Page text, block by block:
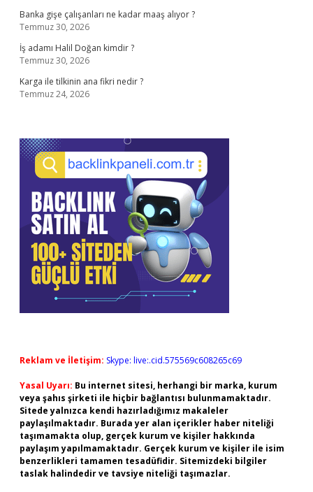
Banka gişe çalışanları ne kadar maaş alıyor ?
Temmuz 30, 2026
İş adamı Halil Doğan kimdir ?
Temmuz 30, 2026
Karga ile tilkinin ana fikri nedir ?
Temmuz 24, 2026
Reklam ve İletişim: Skype: live:.cid.575569c608265c69
Yasal Uyarı: Bu internet sitesi, herhangi bir marka, kurum
veya şahıs şirketi ile hiçbir bağlantısı bulunmamaktadır.
Sitede yalnızca kendi hazırladığımız makaleler
paylaşılmaktadır. Burada yer alan içerikler haber niteliği
taşımamakta olup, gerçek kurum ve kişiler hakkında
paylaşım yapılmamaktadır. Gerçek kurum ve kişiler ile isim
benzerlikleri tamamen tesadüfidir. Sitemizdeki bilgiler
taslak halindedir ve tavsiye niteliği taşımazlar.